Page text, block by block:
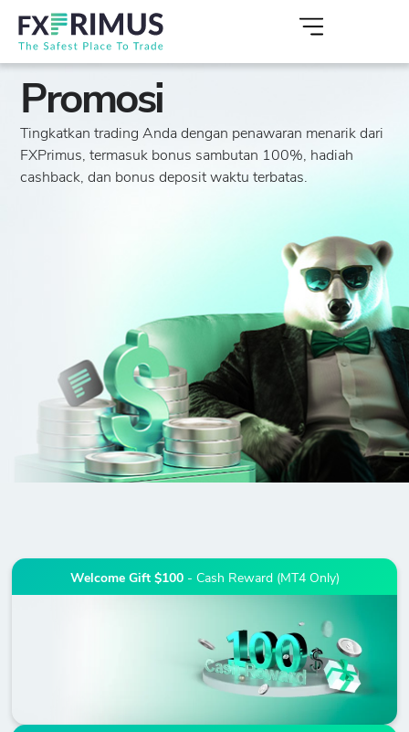
Promosi
Tingkatkan trading Anda dengan penawaran menarik dari
FXPrimus, termasuk bonus sambutan 100%, hadiah
cashback, dan bonus deposit waktu terbatas.
Welcome Gift $100- Cash Reward (MT4 Only)